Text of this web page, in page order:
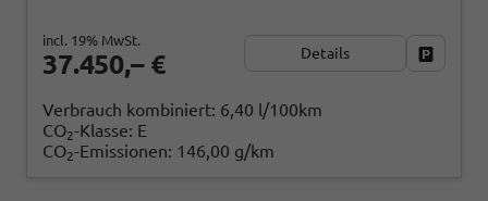
37.450,– €
incl. 19% MwSt.
Details
Verbrauch kombiniert: 6,40 l/100km
CO2-Klasse: E
CO2-Emissionen: 146,00 g/km